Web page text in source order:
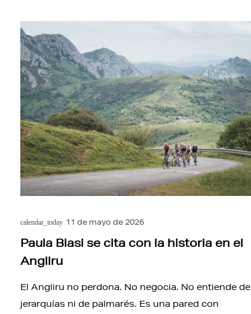
calendar_today 11 de mayo de 2026
Paula Blasi se cita con la historia en el
Angliru
El Angliru no perdona. No negocia. No entiende de
jerarquías ni de palmarés. Es una pared con